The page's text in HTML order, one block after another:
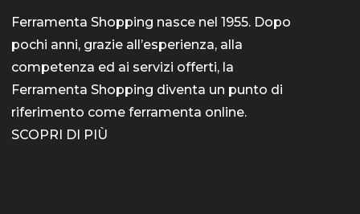
Ferramenta Shopping nasce nel 1955. Dopo
pochi anni, grazie all’esperienza, alla
competenza ed ai servizi offerti, la
Ferramenta Shopping diventa un punto di
riferimento come ferramenta online.
SCOPRI DI PIÙ